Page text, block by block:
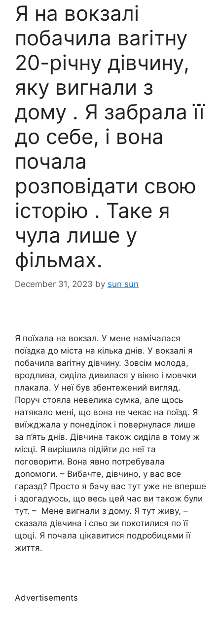
Я на вокзалі
побачила ваrітну
20-річну дівчину,
яку вигнали з
дому . Я забрала її
до себе, і вона
почала
розповідати свою
історію . Таке я
чула лише у
фільмах.
December 31, 2023 by sun sun
Я поїхала на вокзал. У мене намічалася
поїздка до міста на кілька днів. У вокзалі я
побачила ваrітну дівчину. Зовсім молода,
вродлива, сиділа дивилася у вікно і мовчки
nлакала. У неї був збентежений вигляд.
Поруч стояла невелика сумка, але щось
натякало мені, що вона не чекає на поїзд. Я
виїжджала у понеділок і повернулася лише
за п’ять днів. Дівчина також сиділа в тому ж
місці. Я вирішила підійти до неї та
поговорити. Вона явно потребувала
доnомоги. – Вибачте, дівчино, у вас все
гаразд? Просто я бачу вас тут уже не вперше
і здогадуюсь, що весь цей час ви також були
тут. – Мене вигнали з дому. Я тут живу, –
сказала дівчина і сльо зи покотилися по її
щоці. Я почала цікавитися подробицями її
життя.
Advertisements